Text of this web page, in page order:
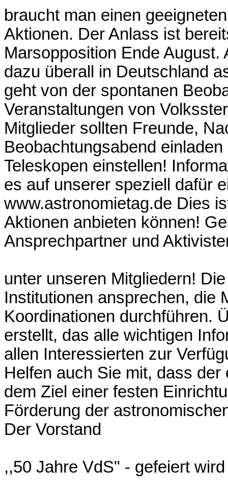
braucht man einen
Aktionen. Der Anlass ist
Marsopposition Ende
dazu überall in Deutschland
geht von der spontanen
Veranstaltungen von
Mitglieder sollten Freunde,
Beobachtungsabend
Teleskopen einstellen!
es auf unserer speziell dafür
www.astronomietag.de Dies
Aktionen anbieten können!
Ansprechpartner und
unter unseren Mitgliedern!
Institutionen ansprechen, die
Koordinationen durchführen.
erstellt, das alle wichtigen
allen Interessierten zur
Helfen auch Sie mit, dass
dem Ziel einer festen
Förderung der
Der Vorstand
,,50 Jahre VdS" - gefeiert